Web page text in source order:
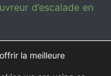
d’escalade en
la meilleure